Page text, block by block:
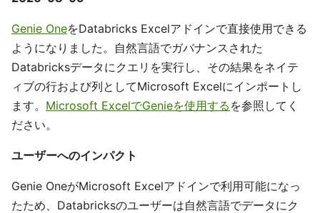
Genie OneをDatabricks Excelアドインで直接使用できる
ようになりました。自然言語でガバナンスされた
Databricksデータにクエリを実行し、その結果をネイテ
ィブの行および列としてMicrosoft Excelにインポートし
ます。 Microsoft ExcelでGenieを使用する を参照してく
ださい。
ユーザーへのインパクト
Genie OneがMicrosoft Excelアドインで利用可能になっ
たため、Databricksのユーザーは自然言語でデータにク